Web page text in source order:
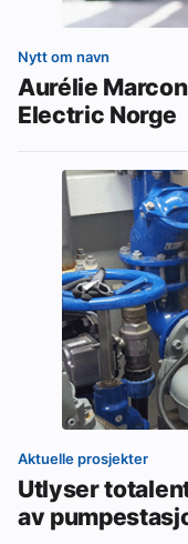
Nytt om navn
Aurélie
Electric Norge
Aktuelle prosjekter
Utlyser
av